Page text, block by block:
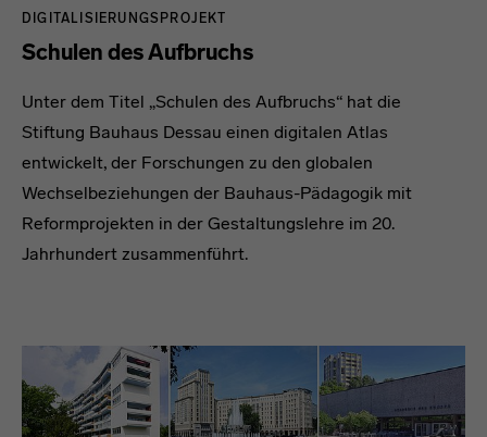
DIGITALISIERUNGSPROJEKT
Schulen des Aufbruchs
Unter dem Titel „Schulen des Aufbruchs“ hat die
Stiftung Bauhaus Dessau einen digitalen Atlas
entwickelt, der Forschungen zu den globalen
Wechselbeziehungen der Bauhaus-Pädagogik mit
Reformprojekten in der Gestaltungslehre im 20.
Jahrhundert zusammenführt.